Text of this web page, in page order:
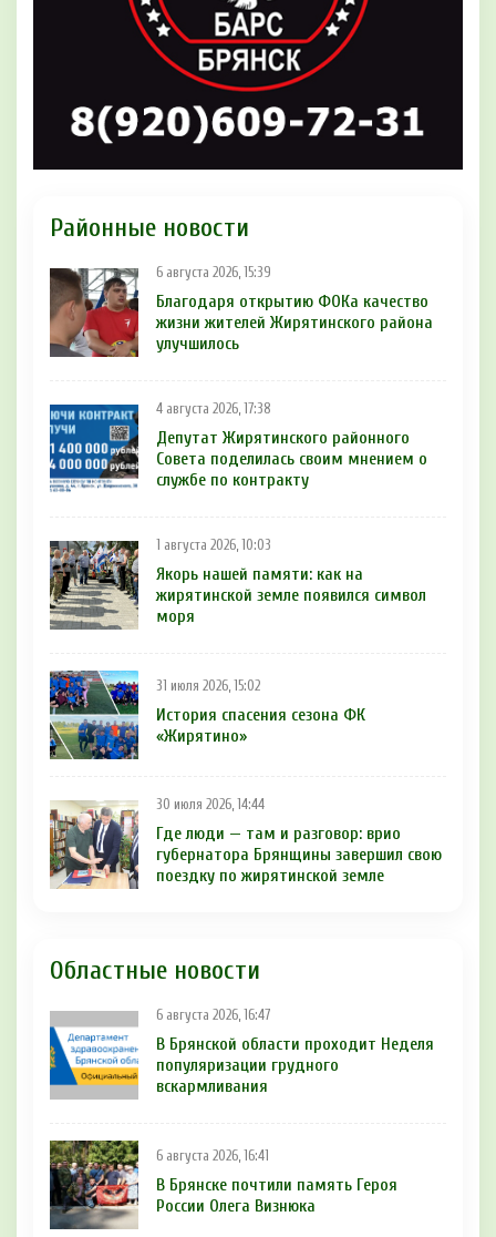
Районные новости
6 августа 2026, 15:39
Благодаря открытию ФОКа качество
жизни жителей Жирятинского района
улучшилось
4 августа 2026, 17:38
Депутат Жирятинского районного
Совета поделилась своим мнением о
службе по контракту
1 августа 2026, 10:03
Якорь нашей памяти: как на
жирятинской земле появился символ
моря
31 июля 2026, 15:02
История спасения сезона ФК
«Жирятино»
30 июля 2026, 14:44
Где люди — там и разговор: врио
губернатора Брянщины завершил свою
поездку по жирятинской земле
Областные новости
6 августа 2026, 16:47
В Брянской области проходит Неделя
популяризации грудного
вскармливания
6 августа 2026, 16:41
В Брянске почтили память Героя
России Олега Визнюка